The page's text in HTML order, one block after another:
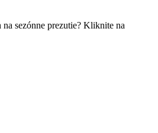
sezónne prezutie? Kliknite na